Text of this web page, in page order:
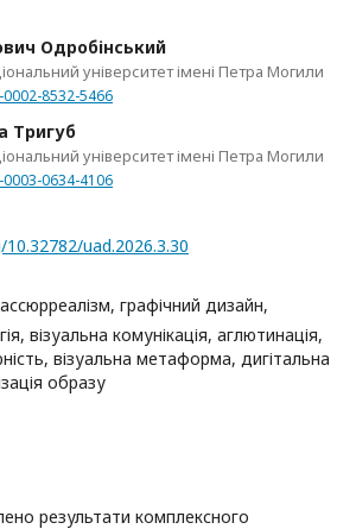
Одробінський
університет імені Петра Могили
8532-5466
Тригуб
університет імені Петра Могили
0634-4106
uad.2026.3.30
графічний дизайн,
візуальна комунікація, аглютинація,
візуальна метаформа, дигітальна
образу
результати комплексного